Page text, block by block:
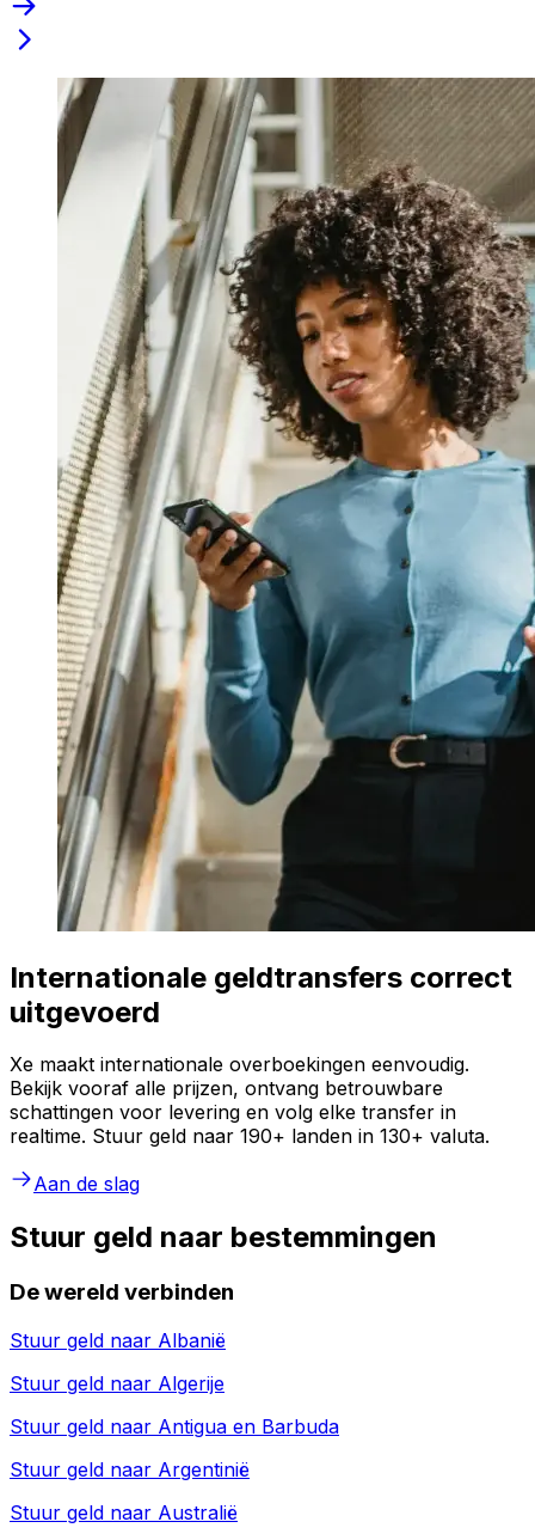
Internationale geldtransfers correct
uitgevoerd
Xe maakt internationale overboekingen eenvoudig.
Bekijk vooraf alle prijzen, ontvang betrouwbare
schattingen voor levering en volg elke transfer in
realtime. Stuur geld naar 190+ landen in 130+ valuta.
Aan de slag
Stuur geld naar bestemmingen
De wereld verbinden
Stuur geld naar Albanië
Stuur geld naar Algerije
Stuur geld naar Antigua en Barbuda
Stuur geld naar Argentinië
Stuur geld naar Australië